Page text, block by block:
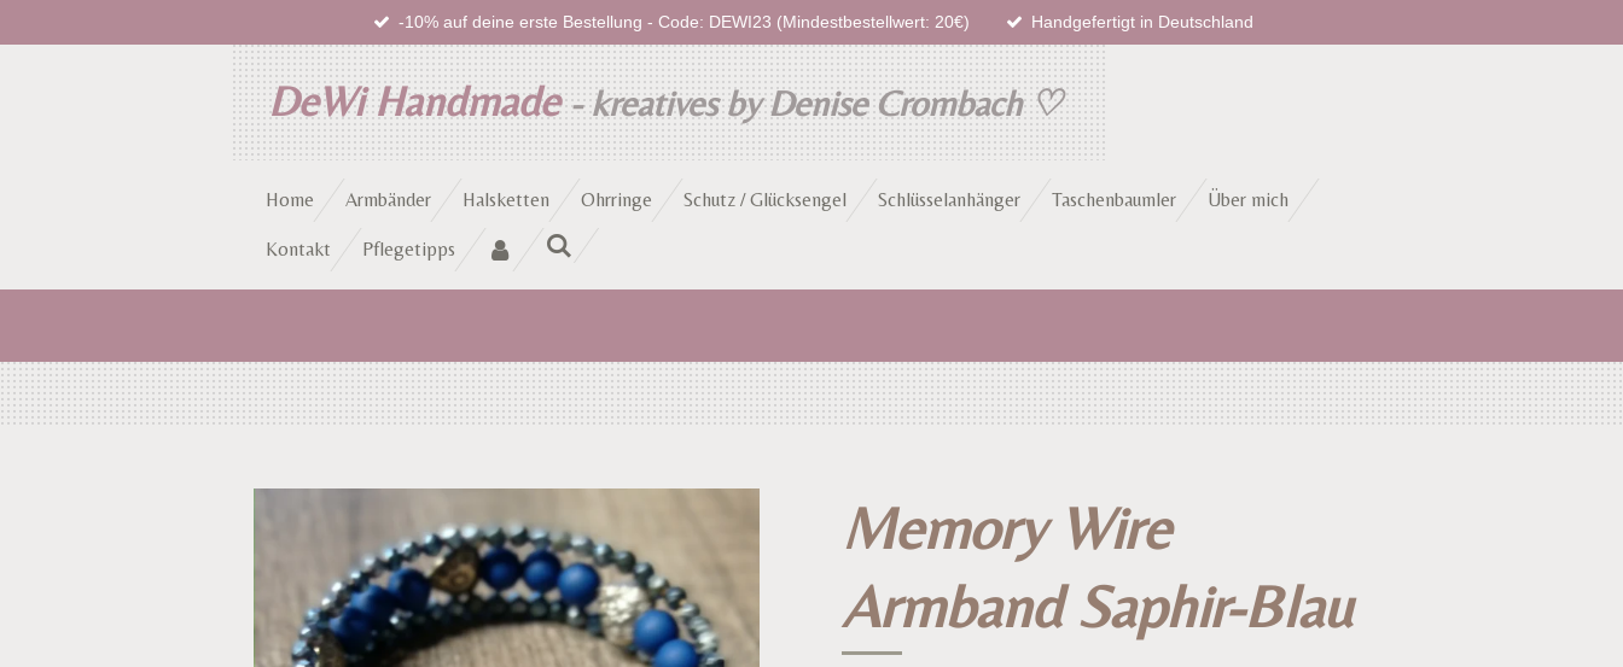
-10% auf deine erste Bestellung - Code: DEWI23 (Mindestbestellwert: 20€) Handgefertigt in Deutschland
DeWi Handmade- kreatives by Denise Crombach♡
Home Armbänder Halsketten Ohrringe Schutz / Glücksengel Schlüsselanhänger Taschenbaumler Über mich
Kontakt Pflegetipps
Memory Wire
Armband Saphir-Blau